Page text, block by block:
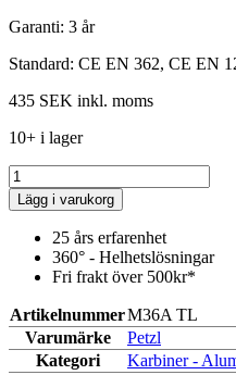
Garanti: 3 år
Standard: CE EN 362, CE EN
435 SEK inkl. moms
10+ i lager
Lägg i varukorg
25 års erfarenhet
360° - Helhetslösningar
Fri frakt över 500kr*
ArtikelnummerM36A TL
Varumärke
Petzl
Kategori
Karbiner -